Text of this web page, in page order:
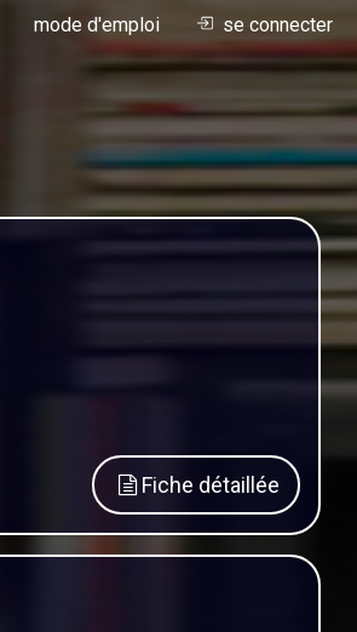
mode d'emploi se connecter
Fiche détaillée